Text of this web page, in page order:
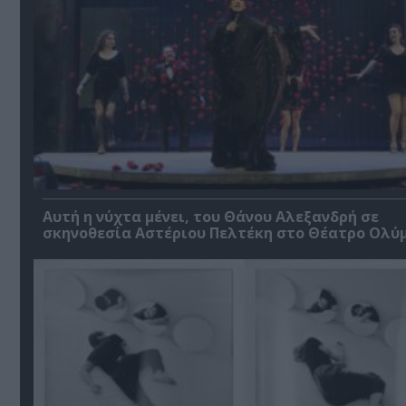
Αυτή η νύχτα μένει, του Θάνου Αλεξανδρή σε
σκηνοθεσία Αστέριου Πελτέκη στο Θέατρο